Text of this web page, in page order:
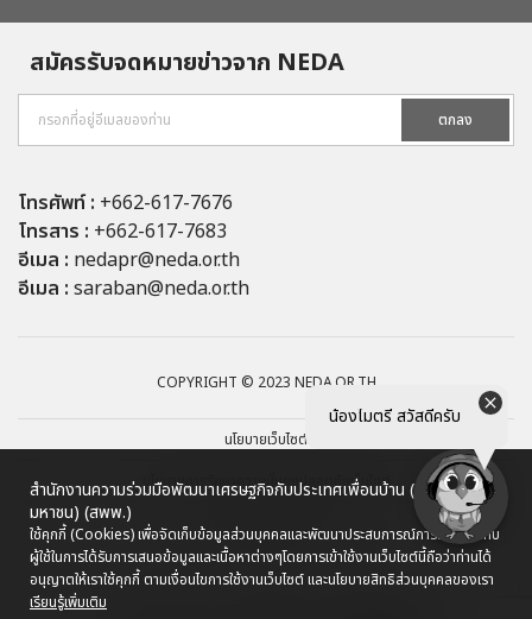
น้องไมตรี สวัสดีครับ
สมัครรับจดหมายข่าวจาก NEDA
ตกลง
โทรศัพท์ : +662-617-7676
โทรสาร : +662-617-7683
อีเมล : nedapr@neda.or.th
อีเมล : saraban@neda.or.th
COPYRIGHT © 2023 NEDA.OR.TH
นโยบายเว็บไซต์
นโยบายการรักษาความมั่นคงปลอดภัยเว็บไซต์
นโยบายการคุ้มครองข้อมูลส่วนบุคคล
ผังเว็บไซต์
สำนักงานความร่วมมือพัฒนาเศรษฐกิจกับประเทศเพื่อนบ้าน (องค์การ
มหาชน) (สพพ.)
ใช้คุกกี้ (Cookies) เพื่อจัดเก็บข้อมูลส่วนบุคคลและพัฒนาประสบการณ์การใช้งานให้กับ
ผู้ใช้ในการได้รับการเสนอข้อมูลและเนื้อหาต่างๆโดยการเข้าใช้งานเว็บไซต์นี้ถือว่าท่านได้
อนุญาตให้เราใช้คุกกี้ ตามเงื่อนไขการใช้งานเว็บไซต์ และนโยบายสิทธิส่วนบุคคลของเรา
เรียนรู้เพิ่มเติม